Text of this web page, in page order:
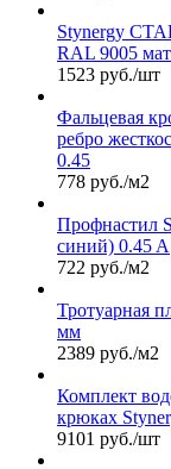
Stynergy
RAL 9005
1523 руб./шт
Фальцевая
ребро
0.45
778 руб./м2
Профнастил
синий) 0.45 A
722 руб./м2
Тротуарная
мм
2389 руб./м2
Комплект
крюках
9101 руб./шт